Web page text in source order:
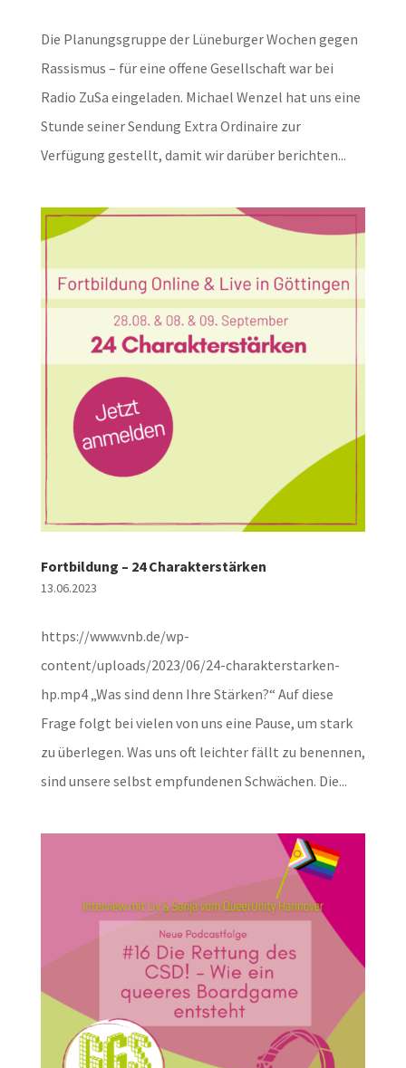
Die Planungsgruppe der Lüneburger Wochen gegen
Rassismus – für eine offene Gesellschaft war bei
Radio ZuSa eingeladen. Michael Wenzel hat uns eine
Stunde seiner Sendung Extra Ordinaire zur
Verfügung gestellt, damit wir darüber berichten...
Fortbildung – 24 Charakterstärken
13.06.2023
https://www.vnb.de/wp-
content/uploads/2023/06/24-charakterstarken-
hp.mp4 „Was sind denn Ihre Stärken?“ Auf diese
Frage folgt bei vielen von uns eine Pause, um stark
zu überlegen. Was uns oft leichter fällt zu benennen,
sind unsere selbst empfundenen Schwächen. Die...